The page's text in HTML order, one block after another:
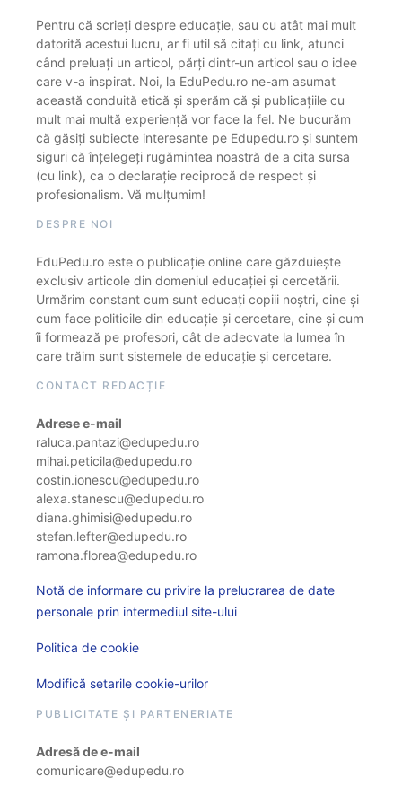
Pentru că scrieți despre educație, sau cu atât mai mult
datorită acestui lucru, ar fi util să citați cu link, atunci
când preluați un articol, părți dintr-un articol sau o idee
care v-a inspirat. Noi, la EduPedu.ro ne-am asumat
această conduită etică și sperăm că și publicațiile cu
mult mai multă experiență vor face la fel. Ne bucurăm
că găsiți subiecte interesante pe Edupedu.ro și suntem
siguri că înțelegeți rugămintea noastră de a cita sursa
(cu link), ca o declarație reciprocă de respect și
profesionalism. Vă mulțumim!
DESPRE NOI
EduPedu.ro este o publicație online care găzduiește
exclusiv articole din domeniul educației și cercetării.
Urmărim constant cum sunt educați copiii noștri, cine și
cum face politicile din educație și cercetare, cine și cum
îi formează pe profesori, cât de adecvate la lumea în
care trăim sunt sistemele de educație și cercetare.
CONTACT REDACȚIE
Adrese e-mail
raluca.pantazi@edupedu.ro
mihai.peticila@edupedu.ro
costin.ionescu@edupedu.ro
alexa.stanescu@edupedu.ro
diana.ghimisi@edupedu.ro
stefan.lefter@edupedu.ro
ramona.florea@edupedu.ro
Notă de informare cu privire la prelucrarea de date
personale prin intermediul site-ului
Politica de cookie
Modifică setarile cookie-urilor
PUBLICITATE ȘI PARTENERIATE
Adresă de e-mail
comunicare@edupedu.ro